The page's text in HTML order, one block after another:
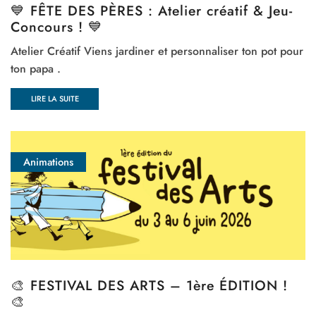
💙 FÊTE DES PÈRES : Atelier créatif & Jeu-
Concours ! 💙
Atelier Créatif Viens jardiner et personnaliser ton pot pour
ton papa .
LIRE LA SUITE
Animations
🎨 FESTIVAL DES ARTS – 1ère ÉDITION !
🎨